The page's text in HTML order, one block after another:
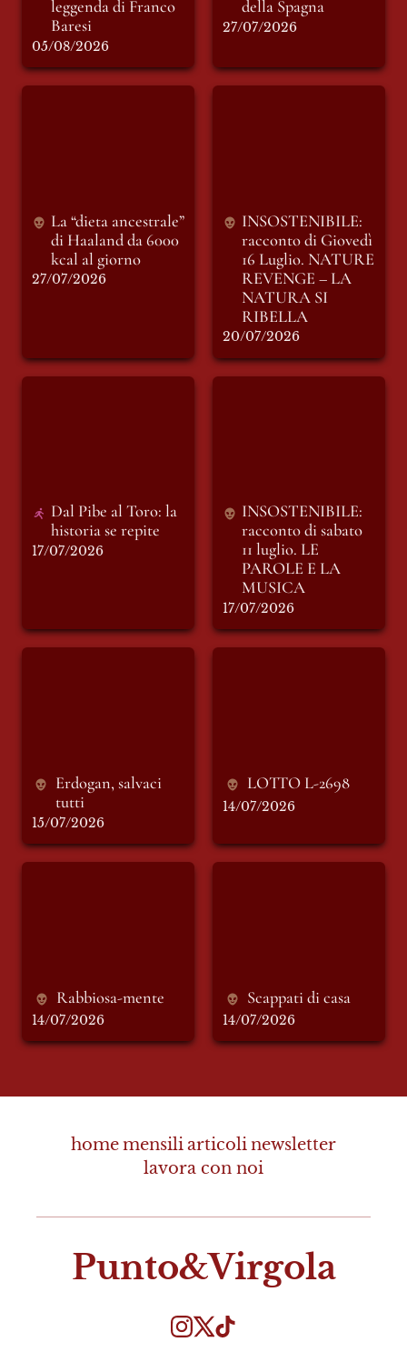
leggenda di Franco
Baresi
05/08/2026
della Spagna
27/07/2026
La “dieta ancestrale”
di Haaland da 6000
kcal al giorno
27/07/2026
INSOSTENIBILE:
racconto di Giovedì
16 Luglio. NATURE
REVENGE – LA
NATURA SI
RIBELLA
20/07/2026
Dal Pibe al Toro: la
Dal Pibe al Toro: la
historia se repite
17/07/2026
INSOSTENIBILE:
INSOSTENIBILE:
racconto di sabato
11 luglio. LE
PAROLE E LA
MUSICA
17/07/2026
Erdogan, salvaci
tutti
15/07/2026
LOTTO L-2698
14/07/2026
Rabbiosa-mente
14/07/2026
Scappati di casa
14/07/2026
Punto&Virgola
homemensiliarticolinewsletter
lavora con noi